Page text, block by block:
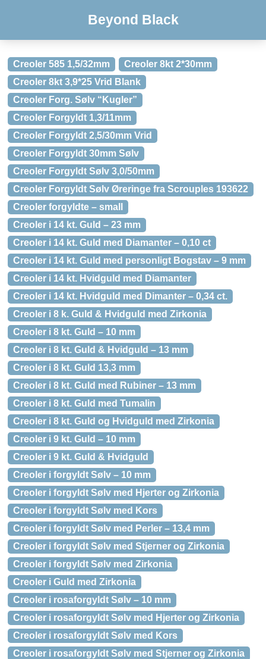
Beyond Black
Creoler 585 1,5/32mm
Creoler 8kt 2*30mm
Creoler 8kt 3,9*25 Vrid Blank
Creoler Forg. Sølv “Kugler”
Creoler Forgyldt 1,3/11mm
Creoler Forgyldt 2,5/30mm Vrid
Creoler Forgyldt 30mm Sølv
Creoler Forgyldt Sølv 3,0/50mm
Creoler Forgyldt Sølv Øreringe fra Scrouples 193622
Creoler forgyldte – small
Creoler i 14 kt. Guld – 23 mm
Creoler i 14 kt. Guld med Diamanter – 0,10 ct
Creoler i 14 kt. Guld med personligt Bogstav – 9 mm
Creoler i 14 kt. Hvidguld med Diamanter
Creoler i 14 kt. Hvidguld med Dimanter – 0,34 ct.
Creoler i 8 k. Guld & Hvidguld med Zirkonia
Creoler i 8 kt. Guld – 10 mm
Creoler i 8 kt. Guld & Hvidguld – 13 mm
Creoler i 8 kt. Guld 13,3 mm
Creoler i 8 kt. Guld med Rubiner – 13 mm
Creoler i 8 kt. Guld med Tumalin
Creoler i 8 kt. Guld og Hvidguld med Zirkonia
Creoler i 9 kt. Guld – 10 mm
Creoler i 9 kt. Guld & Hvidguld
Creoler i forgyldt Sølv – 10 mm
Creoler i forgyldt Sølv med Hjerter og Zirkonia
Creoler i forgyldt Sølv med Kors
Creoler i forgyldt Sølv med Perler – 13,4 mm
Creoler i forgyldt Sølv med Stjerner og Zirkonia
Creoler i forgyldt Sølv med Zirkonia
Creoler i Guld med Zirkonia
Creoler i rosaforgyldt Sølv – 10 mm
Creoler i rosaforgyldt Sølv med Hjerter og Zirkonia
Creoler i rosaforgyldt Sølv med Kors
Creoler i rosaforgyldt Sølv med Stjerner og Zirkonia